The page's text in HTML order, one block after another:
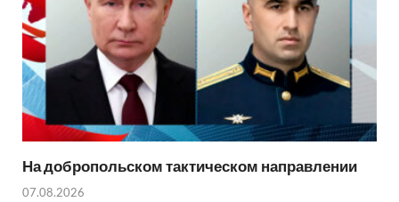
На добропольском тактическом направлении
07.08.2026